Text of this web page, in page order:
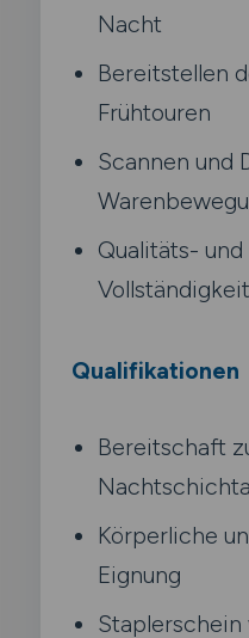
Nacht
Bereitstellen
Frühtouren
Scannen und
Qualitäts- und
Qualifikationen
Bereitschaft
Körperliche
Eignung
Staplerschein